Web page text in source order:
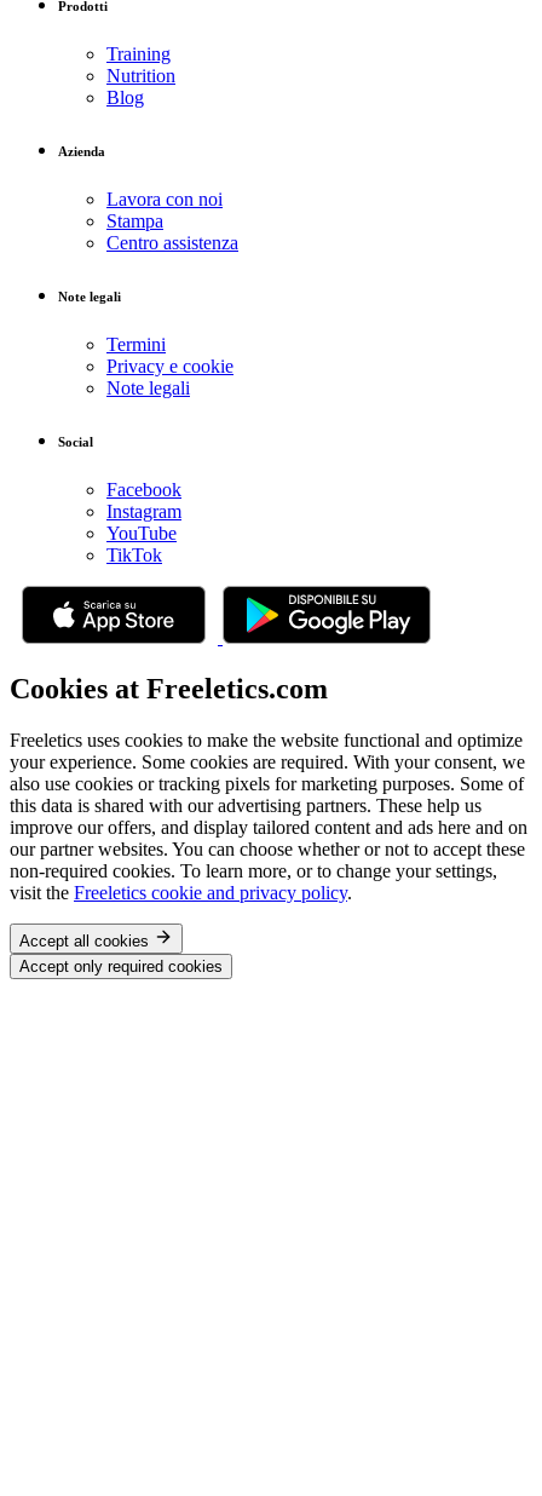
Prodotti
Training
Nutrition
Blog
Azienda
Lavora con noi
Stampa
Centro assistenza
Note legali
Termini
Privacy e cookie
Note legali
Social
Facebook
Instagram
YouTube
TikTok
Cookies at Freeletics.com
Freeletics uses cookies to make the website functional and optimize
your experience. Some cookies are required. With your consent, we
also use cookies or tracking pixels for marketing purposes. Some of
this data is shared with our advertising partners. These help us
improve our offers, and display tailored content and ads here and on
our partner websites. You can choose whether or not to accept these
non-required cookies. To learn more, or to change your settings,
visit the Freeletics cookie and privacy policy.
Accept all cookies
Accept only required cookies